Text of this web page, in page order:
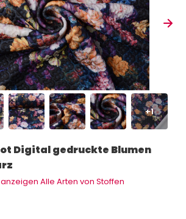
+1
Digital gedruckte Blumen
Alle Arten von Stoffen